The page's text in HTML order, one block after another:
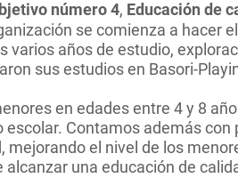
número 4, Educación de
se comienza a hacer
varios años de estudio,
sus estudios en Basori-
en edades entre 4 y 8
Contamos además
el nivel de los
una educación de